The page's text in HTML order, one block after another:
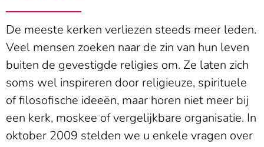
De meeste kerken verliezen steeds meer leden.
Veel mensen zoeken naar de zin van hun leven
buiten de gevestigde religies om. Ze laten zich
soms wel inspireren door religieuze, spirituele
of filosofische ideeën, maar horen niet meer bij
een kerk, moskee of vergelijkbare organisatie. In
oktober 2009 stelden we u enkele vragen over